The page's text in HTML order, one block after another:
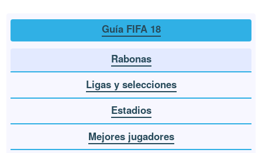
Guía FIFA 18
Rabonas
Ligas y selecciones
Estadios
Mejores jugadores